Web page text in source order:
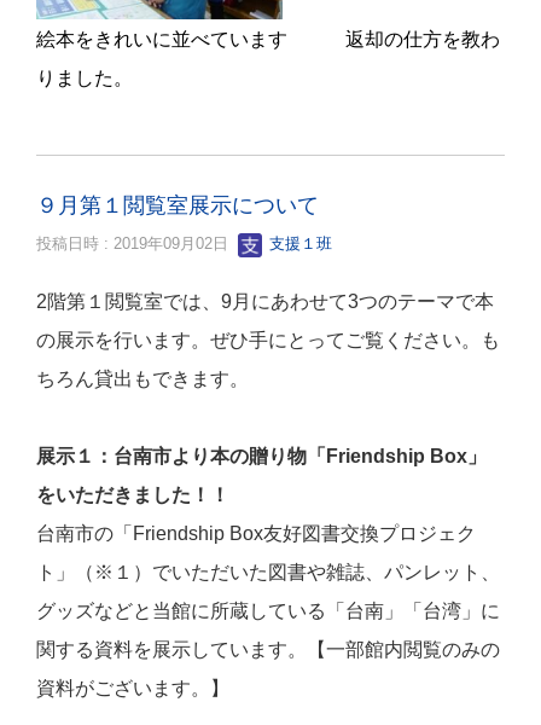
絵本をきれいに並べています 返却の仕方を教わ
りました。
９月第１閲覧室展示について
投稿日時 : 2019年09月02日 支援１班
2階第１閲覧室では、9月にあわせて3つのテーマで本
の展示を行います。ぜひ手にとってご覧ください。も
ちろん貸出もできます。
展示１：台南市より本の贈り物「 Friendship Box 」
をいただきました！！
台南市の「 Friendship Box友好図書交換プロジェク
ト」（※１）でいただいた図書や雑誌、パンレット、
グッズなどと当館に所蔵している「台南」「台湾」に
関する資料を展示しています。【一部館内閲覧のみの
資料がございます。】